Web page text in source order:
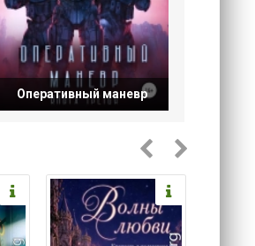
Оперативный маневр